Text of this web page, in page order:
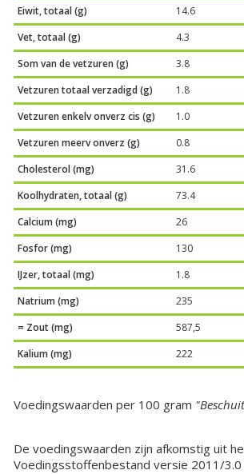
Eiwit, totaal (g)
14.6
Vet, totaal (g)
4.3
Som van de vetzuren (g)
3.8
Vetzuren totaal verzadigd (g)
1.8
Vetzuren enkelv onverz cis (g)
1.0
Vetzuren meerv onverz (g)
0.8
Cholesterol (mg)
31.6
Koolhydraten, totaal (g)
73.4
Calcium (mg)
26
Fosfor (mg)
130
IJzer, totaal (mg)
1.8
Natrium (mg)
235
= Zout (mg)
587,5
Kalium (mg)
222
Voedingswaarden per 100 gram
De voedingswaarden zijn afkomstig uit
Voedingsstoffenbestand versie 2011/3.0